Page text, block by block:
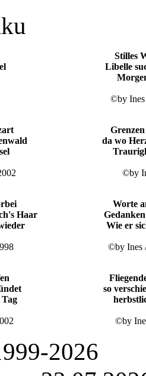
Stilles
Libelle
©by Ines
da wo
©by
Haar
Worte
Wie er
©by Ines
so
©by
2026